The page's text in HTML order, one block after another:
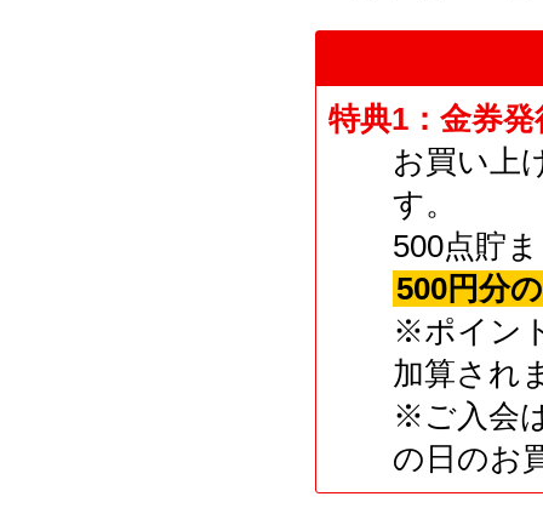
特典1：金券発
お買い上
す。
500点貯
500円分
※ポイン
加算され
※ご入会
の日のお